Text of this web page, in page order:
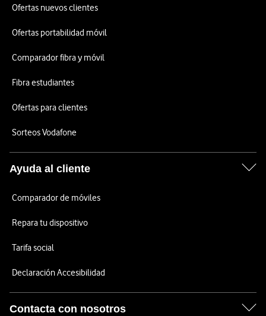
Ofertas nuevos clientes
Ofertas portabilidad móvil
Comparador fibra y móvil
Fibra estudiantes
Ofertas para clientes
Sorteos Vodafone
Ayuda al cliente
Comparador de móviles
Repara tu dispositivo
Tarifa social
Declaración Accesibilidad
Contacta con nosotros